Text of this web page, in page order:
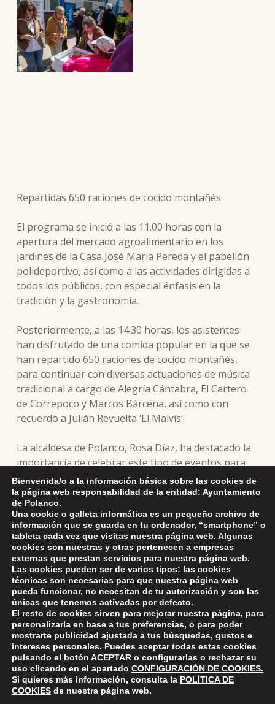
Repartidas 650 raciones de cocido montañés
El programa se inició a las 11.00 horas con la
apertura del mercado agroalimentario en los
jardines de la Casa José María Pereda y el pabellón
polideportivo, así como a las actividades dirigidas a
todos los públicos, con especial énfasis en la
tradición y la gastronomía.
Posteriormente, a las 14.30 horas, los asistentes
han disfrutado de una comida popular en la que se
han repartido 650 raciones de cocido montañés,
para continuar con diversas actuaciones de música
tradicional a cargo de Alegría Cántabra, El Cartero
de Correpoco y Marcos Bárcena, así como con
recuerdo a Julián Revuelta ‘El Malvís’.
La alcaldesa de Polanco, Rosa Díaz, ha destacado la
importancia de celebrar este tipo de eventos para
dinamizar la actividad socioeconómica del municipio
y aportar valor añadido a la industria
agroalimentaria.
Skip back to main navigation
ayuntamiento de polanco
AYUNTAMIENTO DE POLANCO
Bienvenida/o a la información básica sobre las cookies de
la página web responsabilidad de la entidad: Ayuntamiento
de Polanco.
Una cookie o galleta informática es un pequeño archivo de
información que se guarda en tu ordenador, “smartphone” o
tableta cada vez que visitas nuestra página web. Algunas
cookies son nuestras y otras pertenecen a empresas
externas que prestan servicios para nuestra página web.
Las cookies pueden ser de varios tipos: las cookies
técnicas son necesarias para que nuestra página web
pueda funcionar, no necesitan de tu autorización y son las
únicas que tenemos activadas por defecto.
El resto de cookies sirven para mejorar nuestra página, para
personalizarla en base a tus preferencias, o para poder
mostrarte publicidad ajustada a tus búsquedas, gustos e
intereses personales. Puedes aceptar todas estas cookies
pulsando el botón ACEPTAR o configurarlas o rechazar su
uso clicando en el apartado CONFIGURACIÓN DE COOKIES.
Si quieres más información, consulta la POLÍTICA DE
COOKIES de nuestra página web.